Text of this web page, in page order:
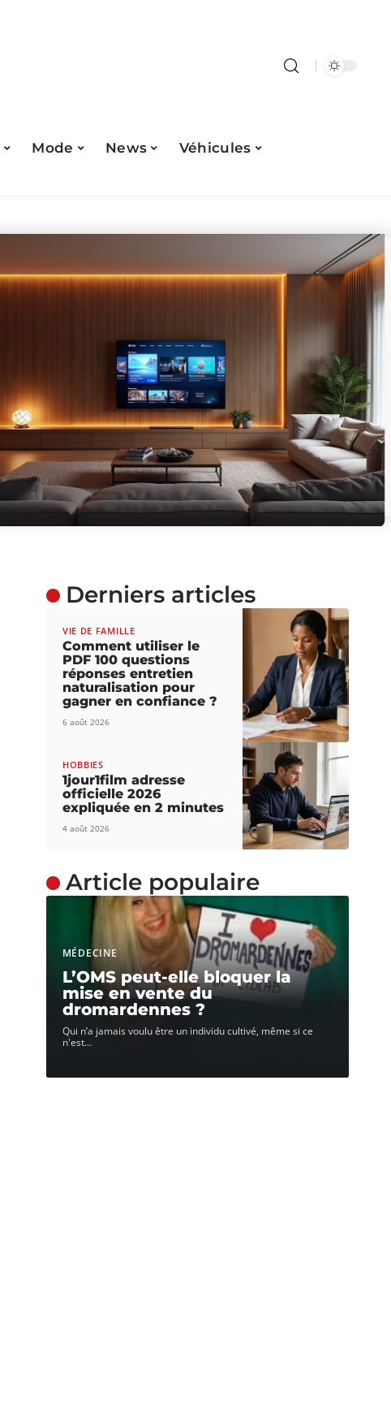
Mode News
Véhicules
Derniers articles
VIE DE FAMILLE
Comment utiliser le
PDF 100 questions
réponses entretien
naturalisation pour
gagner en confiance ?
6 août 2026
HOBBIES
1jour1film adresse
officielle 2026
expliquée en 2 minutes
4 août 2026
Article populaire
MÉDECINE
L’OMS peut-elle bloquer la
mise en vente du
dromardennes ?
Qui n’a jamais voulu être un individu cultivé, même si ce
n'est…